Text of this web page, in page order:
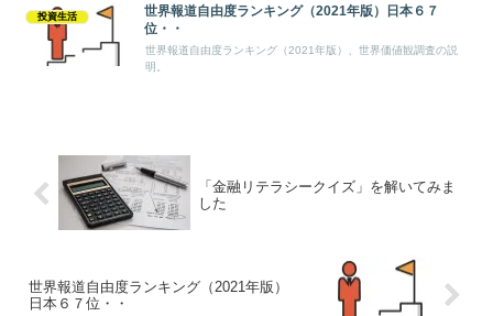
投資生活
世界報道自由度ランキング（2021年版）日本６７
位・・
世界報道自由度ランキング（2021年版）、世界価値観調査の説
明。
「金融リテラシークイズ」を解いてみま
した
世界報道自由度ランキング（2021年版）
日本６７位・・